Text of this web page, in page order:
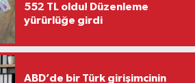
552 TL oldu! Düzenleme
yürürlüğe girdi
ABD’de bir Türk girişimcinin